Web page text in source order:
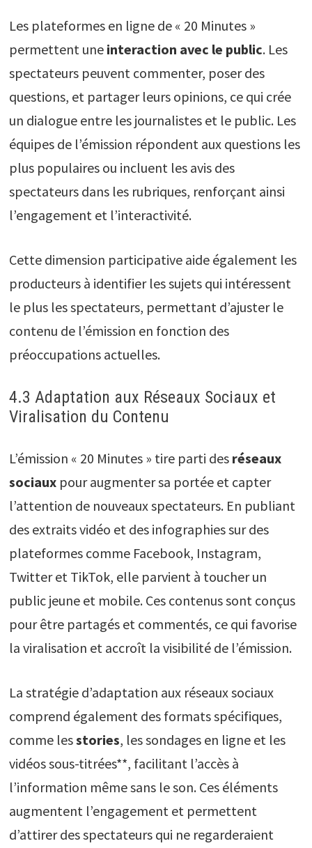
Les plateformes en ligne de « 20 Minutes »
permettent une interaction avec le public. Les
spectateurs peuvent commenter, poser des
questions, et partager leurs opinions, ce qui crée
un dialogue entre les journalistes et le public. Les
équipes de l’émission répondent aux questions les
plus populaires ou incluent les avis des
spectateurs dans les rubriques, renforçant ainsi
l’engagement et l’interactivité.
Cette dimension participative aide également les
producteurs à identifier les sujets qui intéressent
le plus les spectateurs, permettant d’ajuster le
contenu de l’émission en fonction des
préoccupations actuelles.
4.3 Adaptation aux Réseaux Sociaux et
Viralisation du Contenu
L’émission « 20 Minutes » tire parti des réseaux
sociauxpour augmenter sa portée et capter
l’attention de nouveaux spectateurs. En publiant
des extraits vidéo et des infographies sur des
plateformes comme Facebook, Instagram,
Twitter et TikTok, elle parvient à toucher un
public jeune et mobile. Ces contenus sont conçus
pour être partagés et commentés, ce qui favorise
la viralisation et accroît la visibilité de l’émission.
La stratégie d’adaptation aux réseaux sociaux
comprend également des formats spécifiques,
comme lesstories, les sondages en ligne et les
vidéos sous-titrées**, facilitant l’accès à
l’information même sans le son. Ces éléments
augmentent l’engagement et permettent
d’attirer des spectateurs qui ne regarderaient